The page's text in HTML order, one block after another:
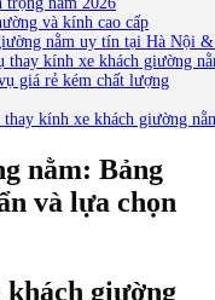
và kính cao cấp
nằm uy tín tại Hà Nội
thay kính xe khách giường
giá rẻ kém chất lượng
kính xe khách giường
nằm: Bảng
và lựa chọn
khách giường